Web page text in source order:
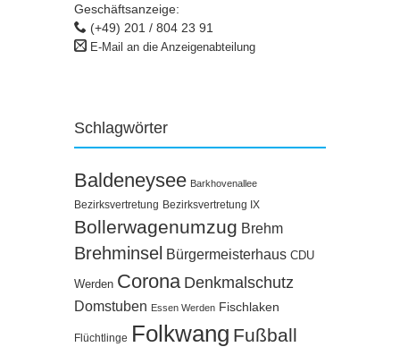
Geschäftsanzeige:
(+49) 201 / 804 23 91
E-Mail an die Anzeigenabteilung
Schlagwörter
Baldeneysee Barkhovenallee
Bezirksvertretung Bezirksvertretung IX
Bollerwagenumzug Brehm
Brehminsel Bürgermeisterhaus CDU
Werden Corona Denkmalschutz
Domstuben Essen Werden Fischlaken
Flüchtlinge Folkwang Fußball